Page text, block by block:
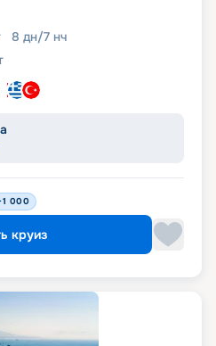
8 дн/7 нч
000
круиз